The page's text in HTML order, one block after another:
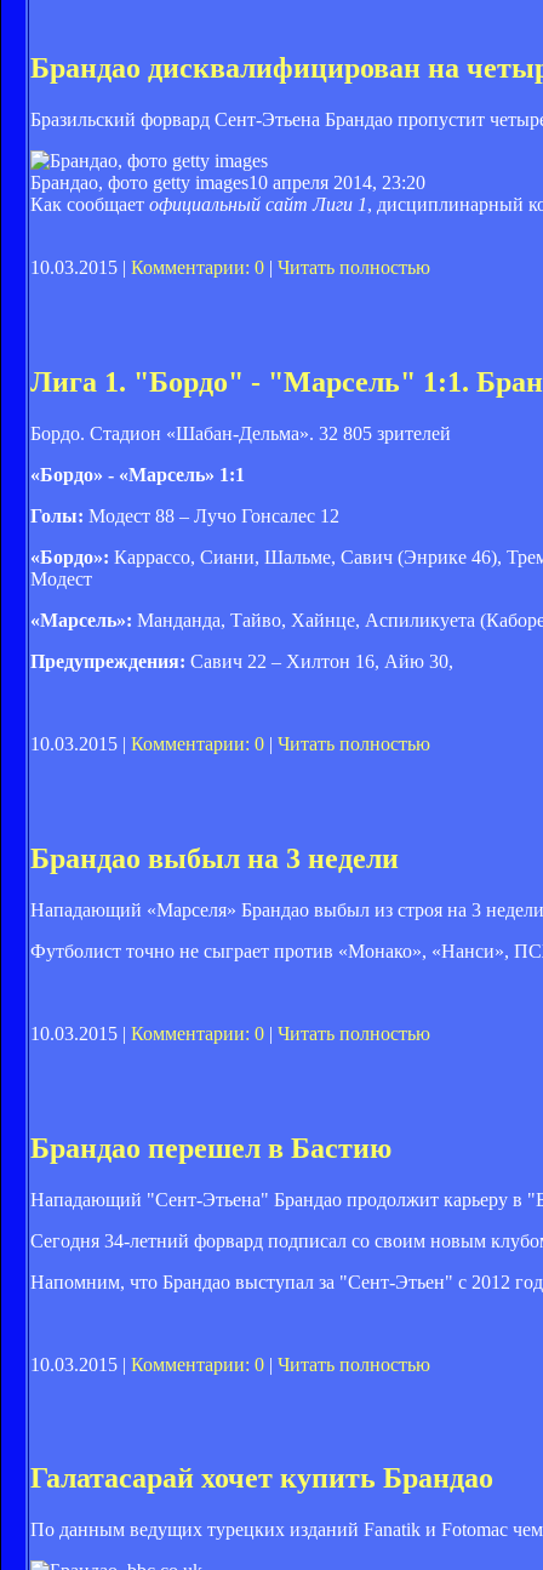
Брандао дисквалифицирован на
Бразильский форвард Сент-Этьена Брандао пропустит
Брандао, фото getty images10 апреля 2014, 23:20
Как сообщает официальный сайт Лиги 1, дисциплинарный
10.03.2015 | Комментарии: 0 | Читать полностью
Лига 1. "Бордо" - "Марсель" 1:1.
Бордо. Стадион «Шабан-Дельма». 32 805 зрителей
«Бордо» - «Марсель» 1:1
Голы: Модест 88 – Лучо Гонсалес 12
«Бордо»: Каррассо, Сиани, Шальме, Савич (Энрике 46),
Модест
«Марсель»: Манданда, Тайво, Хайнце, Аспиликуета
Предупреждения: Савич 22 – Хилтон 16, Айю 30,
10.03.2015 | Комментарии: 0 | Читать полностью
Брандао выбыл на 3 недели
Нападающий «Марселя» Брандао выбыл из строя на 3
Футболист точно не сыграет против «Монако», «Нанси»,
10.03.2015 | Комментарии: 0 | Читать полностью
Брандао перешел в Бастию
Нападающий "Сент-Этьена" Брандао продолжит карьеру в
Сегодня 34-летний форвард подписал со своим новым
Напомним, что Брандао выступал за "Сент-Этьен" с 2012
10.03.2015 | Комментарии: 0 | Читать полностью
Галатасарай хочет купить Брандао
По данным ведущих турецких изданий Fanatik и Fotomac